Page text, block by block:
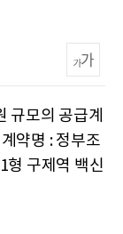
규모의 공급계
약명 : 정부조
형 구제역 백신